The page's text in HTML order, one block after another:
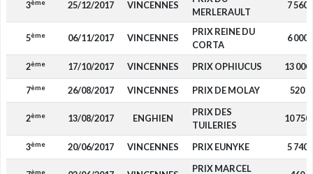
3ème 25/12/2017 VINCENNES
MERLERAULT
7 560
5ème 06/11/2017 VINCENNES
PRIX REINE DU
CORTA
6 000
2ème 17/10/2017 VINCENNES PRIX OPHIUCUS 13 000
7ème 26/08/2017 VINCENNES PRIX DE MOLAY 520
2ème 13/08/2017 ENGHIEN
PRIX DES
TUILERIES
10 750
3ème 20/06/2017 VINCENNES PRIX EUNYKE 5 740
ème
PRIX MARCEL